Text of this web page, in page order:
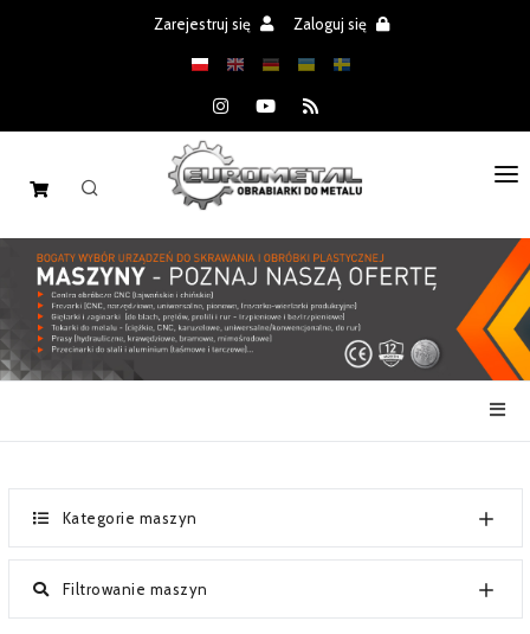
Zarejestruj się Zaloguj się
STRONA GŁÓWNA
MASZYNY
CZĘŚCI
SERWIS
FINANSOWANIE
Kategorie maszyn
Filtrowanie maszyn